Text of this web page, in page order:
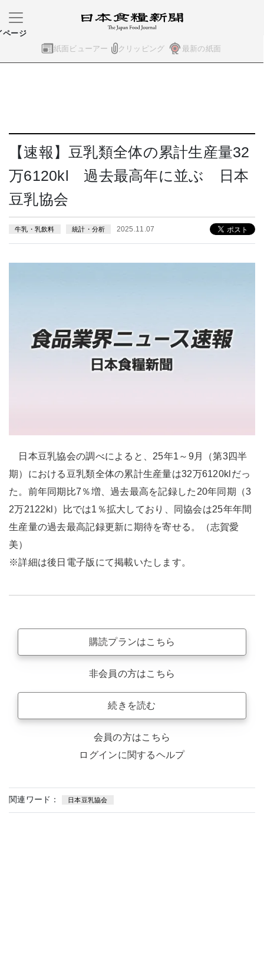
紙面ビューアー クリッピング 最新の紙面
ページ
【速報】豆乳類全体の累計生産量32
万6120kl 過去最高年に並ぶ 日本
豆乳協会
牛乳・乳飲料 統計・分析 2025.11.07
日本豆乳協会の調べによると、25年1～9月（第3四半
期）における豆乳類全体の累計生産量は32万6120klだっ
た。前年同期比7％増、過去最高を記録した20年同期（3
2万2122kl）比では1％拡大しており、同協会は25年年間
生産量の過去最高記録更新に期待を寄せる。（志賀愛
美）
※詳細は後日電子版にて掲載いたします。
購読プランはこちら
非会員の方はこちら
続きを読む
会員の方はこちら
ログインに関するヘルプ
関連ワード： 日本豆乳協会